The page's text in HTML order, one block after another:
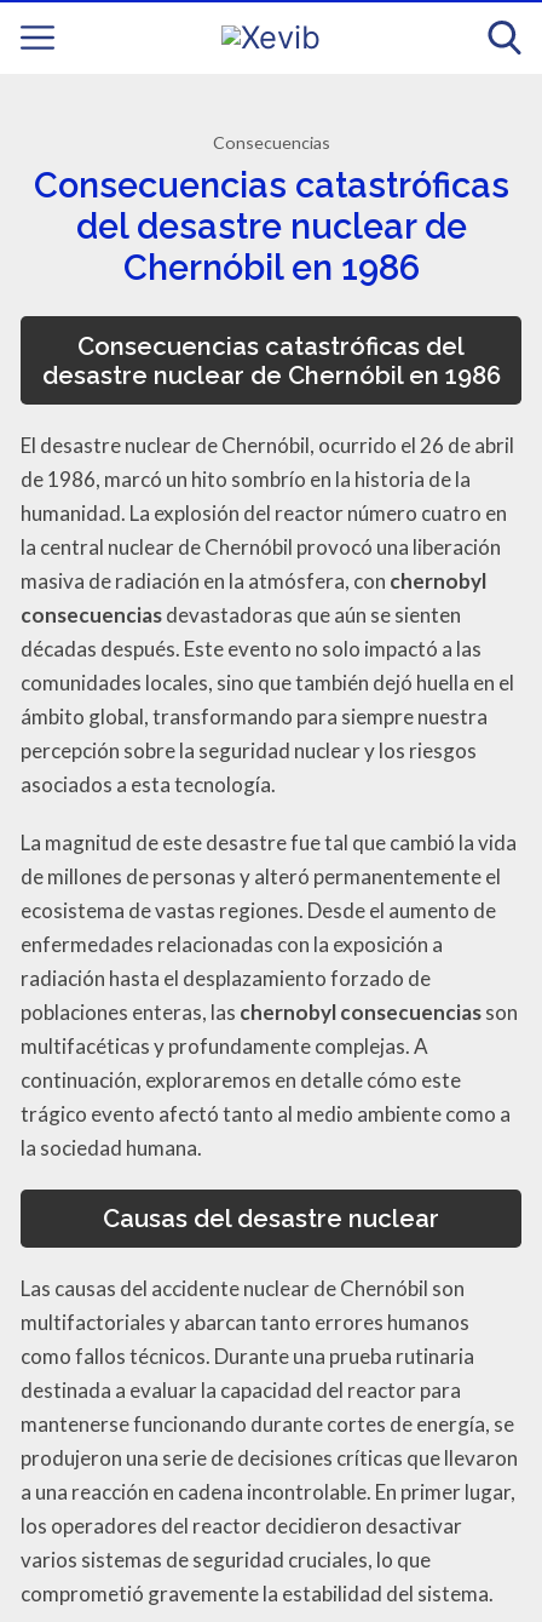
Consecuencias
Consecuencias catastróficas
del desastre nuclear de
Chernóbil en 1986
Consecuencias catastróficas del
desastre nuclear de Chernóbil en 1986
El desastre nuclear de Chernóbil, ocurrido el 26 de abril
de 1986, marcó un hito sombrío en la historia de la
humanidad. La explosión del reactor número cuatro en
la central nuclear de Chernóbil provocó una liberación
masiva de radiación en la atmósfera, con chernobyl
consecuenciasdevastadoras que aún se sienten
décadas después. Este evento no solo impactó a las
comunidades locales, sino que también dejó huella en el
ámbito global, transformando para siempre nuestra
percepción sobre la seguridad nuclear y los riesgos
asociados a esta tecnología.
La magnitud de este desastre fue tal que cambió la vida
de millones de personas y alteró permanentemente el
ecosistema de vastas regiones. Desde el aumento de
enfermedades relacionadas con la exposición a
radiación hasta el desplazamiento forzado de
poblaciones enteras, las chernobyl consecuenciasson
multifacéticas y profundamente complejas. A
continuación, exploraremos en detalle cómo este
trágico evento afectó tanto al medio ambiente como a
la sociedad humana.
Causas del desastre nuclear
Las causas del accidente nuclear de Chernóbil son
multifactoriales y abarcan tanto errores humanos
como fallos técnicos. Durante una prueba rutinaria
destinada a evaluar la capacidad del reactor para
mantenerse funcionando durante cortes de energía, se
produjeron una serie de decisiones críticas que llevaron
a una reacción en cadena incontrolable. En primer lugar,
los operadores del reactor decidieron desactivar
varios sistemas de seguridad cruciales, lo que
comprometió gravemente la estabilidad del sistema.